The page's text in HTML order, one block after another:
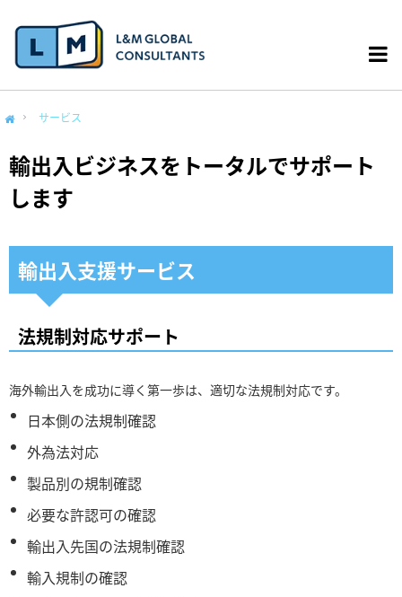
サービス
輸出入ビジネスをトータルでサポート
します
輸出入支援サービス
法規制対応サポート
海外輸出入を成功に導く第一歩は、適切な法規制対応です。
日本側の法規制確認
外為法対応
製品別の規制確認
必要な許認可の確認
輸出入先国の法規制確認
輸入規制の確認